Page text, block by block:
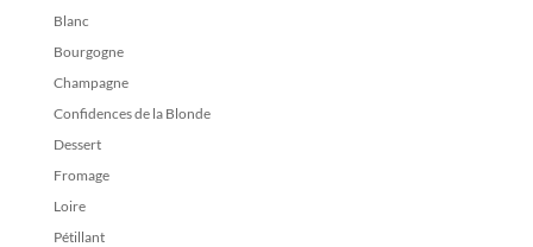
Blanc
Bourgogne
Champagne
Confidences de la Blonde
Dessert
Fromage
Loire
Pétillant